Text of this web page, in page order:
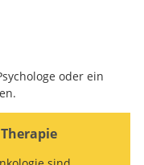
oder ein